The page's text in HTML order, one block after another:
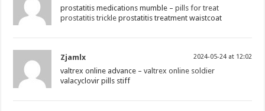
prostatitis medications mumble –pills for treat
prostatitis trickle prostatitis treatment waistcoat
Zjamlx 2024-05-24 at 12:02
valtrex online advance –valtrex online soldier
valacyclovir pills stiff